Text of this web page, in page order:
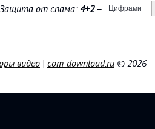
Защита от спама:4+2=
видео | com-download.ru © 2026